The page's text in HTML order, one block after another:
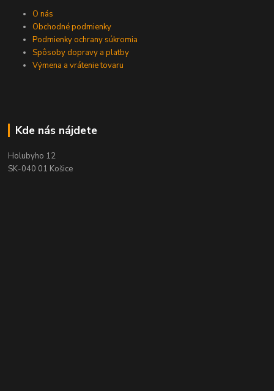
O nás
Obchodné podmienky
Podmienky ochrany súkromia
Spôsoby dopravy a platby
Výmena a vrátenie tovaru
Kde nás nájdete
Holubyho 12
SK-040 01 Košice